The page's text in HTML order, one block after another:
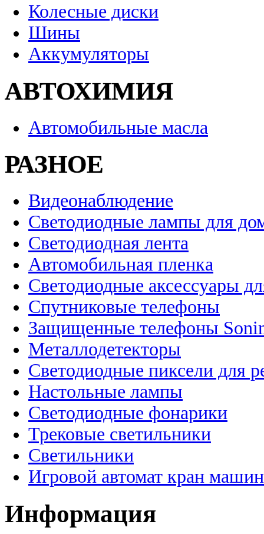
Колесные диски
Шины
Аккумуляторы
АВТОХИМИЯ
Автомобильные масла
РАЗНОЕ
Видеонаблюдение
Светодиодные лампы для
Светодиодная лента
Автомобильная пленка
Светодиодные аксессуары
Спутниковые телефоны
Защищенные телефоны
Металлодетекторы
Светодиодные пиксели для
Настольные лампы
Светодиодные фонарики
Трековые светильники
Светильники
Игровой автомат кран
Информация